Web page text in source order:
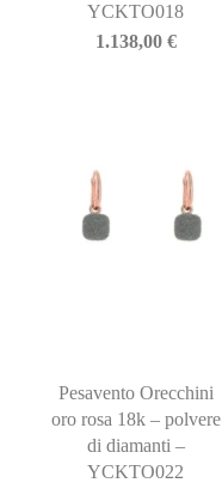
YCKTO018
1.138,00 €
Pesavento Orecchini
oro rosa 18k – polvere
di diamanti –
YCKTO022